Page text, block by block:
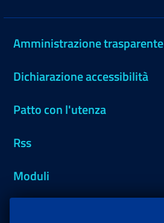
Amministrazione trasparente
Dichiarazione accessibilità
Patto con l'utenza
Rss
Moduli